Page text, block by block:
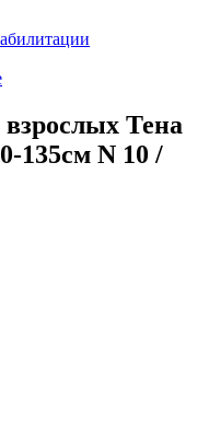
Тена
135см N 10 /